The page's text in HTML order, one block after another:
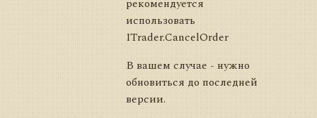
рекомендуется
использовать
ITrader.CancelOrder
В вашем случае - нужно
обновиться до последней
версии.